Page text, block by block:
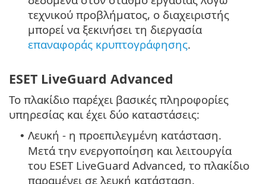
τεχνικού προβλήματος, ο διαχειριστής
μπορεί να ξεκινήσει τη διεργασία
επαναφοράς κρυπτογράφησης.
ESET LiveGuard Advanced
Το πλακίδιο παρέχει βασικές πληροφορίες
υπηρεσίας και έχει δύο καταστάσεις:
• Λευκή - η προεπιλεγμένη κατάσταση.
Μετά την ενεργοποίηση και λειτουργία
του ESET LiveGuard Advanced, το πλακίδιο
παραμένει σε λευκή κατάσταση.